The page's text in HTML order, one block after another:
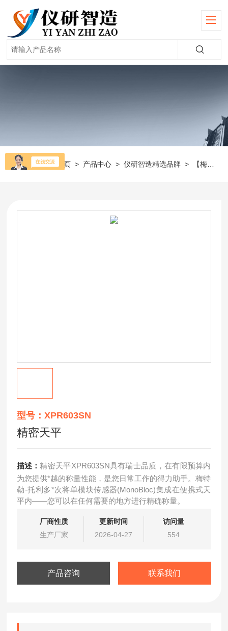
当前位置： 首页 > 产品中心 >仪研智造精选品牌 > 【梅特勒】天平
型号：XPR603SN
精密天平
描述： 精密天平XPR603SN具有瑞士品质，在有限预算内
为您提供*越的称量性能，是您日常工作的得力助手。梅特
勒-托利多*次将单模块传感器(MonoBloc)集成在便携式天
平内——您可以在任何需要的地方进行精确称量。
厂商性质
生产厂家
更新时间
2026-04-27
访问量
554
产品咨询 联系我们